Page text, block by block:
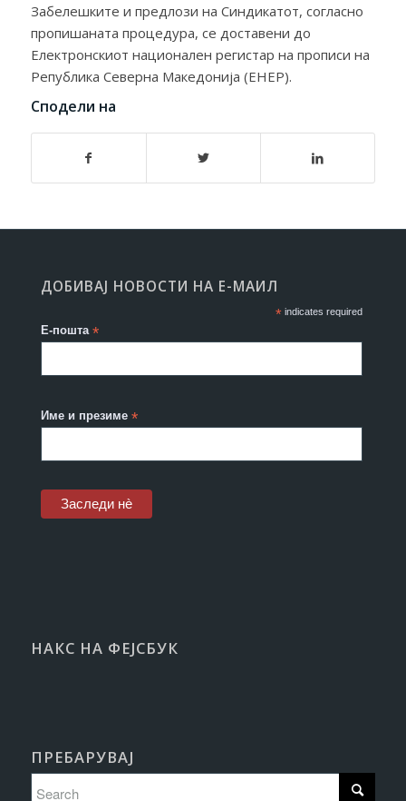
Забелешките и предлози на Синдикатот, согласно
пропишаната процедура, се доставени до
Електронскиот национален регистар на прописи на
Република Северна Македонија (ЕНЕР).
Сподели на
ДОБИВАЈ НОВОСТИ НА Е-МАИЛ
*indicates required
Е-пошта*
Име и презиме*
НАКС НА ФЕЈСБУК
ПРЕБАРУВАЈ